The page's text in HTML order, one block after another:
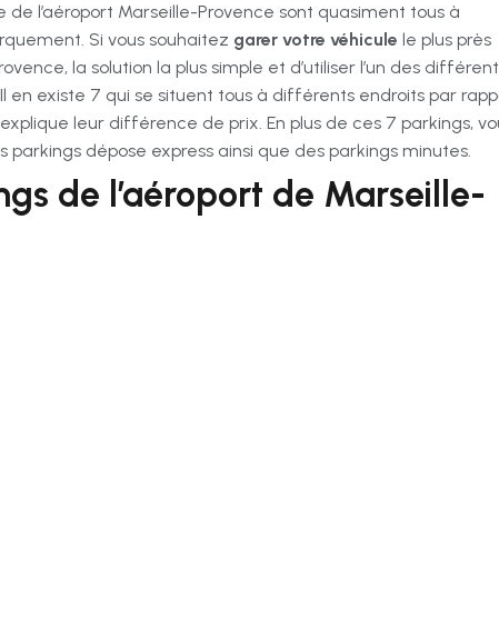
de l’aéroport Marseille-Provence sont quasiment tous à
Si vous souhaitez garer votre véhicule le plus près
la solution la plus simple et d’utiliser l’un des
en existe 7 qui se situent tous à différents endroits par
leur différence de prix. En plus de ces 7 parkings,
dépose express ainsi que des parkings minutes.
de l’aéroport de Marseille-